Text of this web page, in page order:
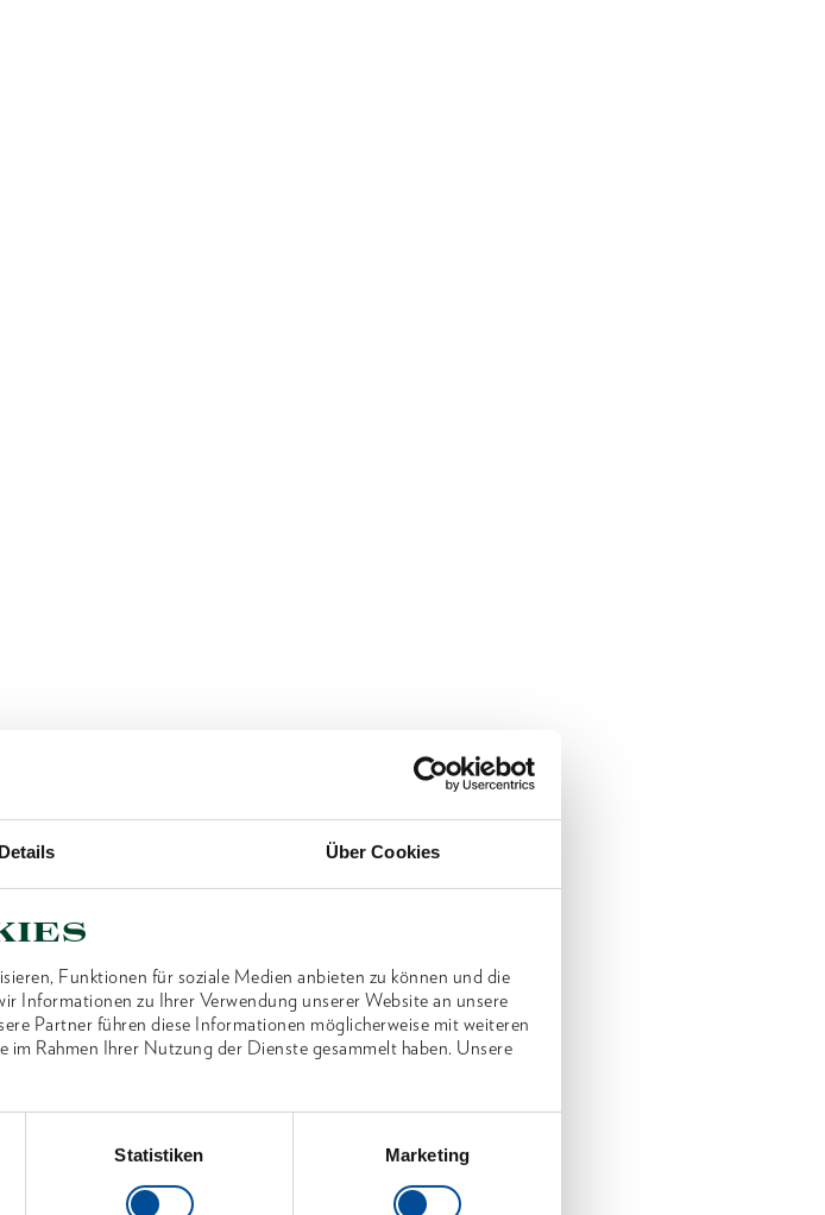
Details Über Cookies
Funktionen für soziale Medien anbieten zu können und die
Informationen zu Ihrer Verwendung unserer Website an unsere
Partner führen diese Informationen möglicherweise mit weiteren
im Rahmen Ihrer Nutzung der Dienste gesammelt haben. Unsere
Statistiken Marketing